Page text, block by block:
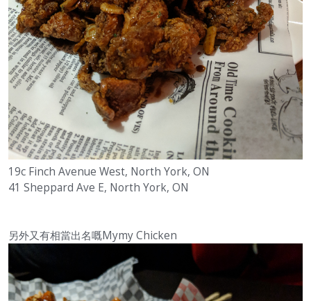
19c Finch Avenue West, North York, ON
41 Sheppard Ave E, North York, ON
另外又有相當出名嘅Mymy Chicken